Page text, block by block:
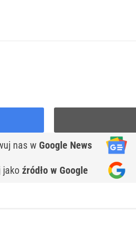
nas w Google News
jako źródło w Google